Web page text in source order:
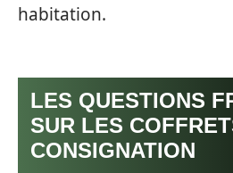
habitation.
LES QUESTIONS
SUR LES
CONSIGNATION